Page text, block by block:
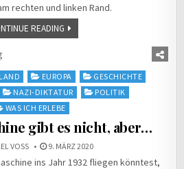
rechten und linken Rand.
READING
EUROPA
GESCHICHTE
NAZI-DIKTATUR
POLITIK
WAS ICH ERLEBE
gibt es nicht, aber…
VOSS 9. MÄRZ 2020
ins Jahr 1932 fliegen könntest,